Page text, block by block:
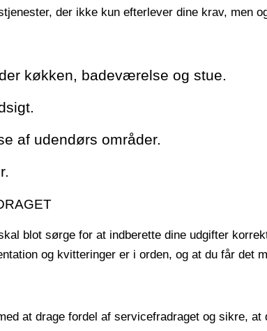
der ikke kun efterlever dine krav, men
køkken, badeværelse og stue.
af udendørs områder.
blot sørge for at indberette dine udgifter
og kvitteringer er i orden, og at du får det
at drage fordel af servicefradraget og sikre,